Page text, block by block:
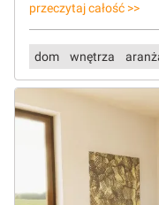
przeczytaj całość >>
dom wnętrza